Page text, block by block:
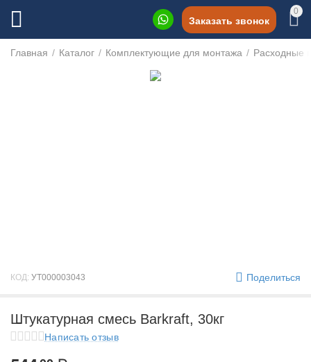
0
Заказать звонок
Главная / Каталог / Комплектующие для монтажа / Расходные
КОД: УТ000003043 Поделиться
Штукатурная смесь Barkraft, 30кг
Написать отзыв